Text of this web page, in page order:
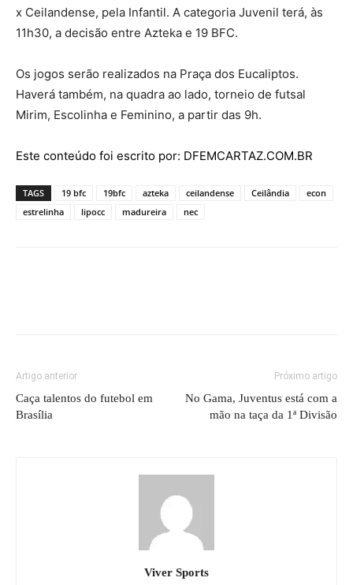
x Ceilandense, pela Infantil. A categoria Juvenil terá, às
11h30, a decisão entre Azteka e 19 BFC.
Os jogos serão realizados na Praça dos Eucaliptos.
Haverá também, na quadra ao lado, torneio de futsal
Mirim, Escolinha e Feminino, a partir das 9h.
Este conteúdo foi escrito por: DFEMCARTAZ.COM.BR
TAGS 19 bfc 19bfc azteka ceilandense Ceilândia
econ
estrelinha
lipocc madureira nec
Artigo anterior
Caça talentos do futebol em
Brasília
Próximo artigo
No Gama, Juventus está com a
mão na taça da 1ª Divisão
Viver Sports